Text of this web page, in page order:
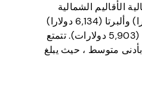
الأقاليم الشمالية
الغربية (6,620 دولارا) وألبرتا (6,134 دولارا)
وكولومبيا البريطانية (5,903 دولارات). تتمتع
بأدنى متوسط ، حيث يبلغ